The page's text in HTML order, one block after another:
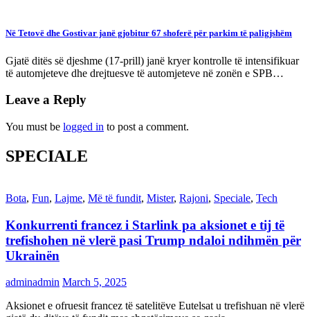
Në Tetovë dhe Gostivar janë gjobitur 67 shoferë për parkim të paligjshëm
Gjatë ditës së djeshme (17-prill) janë kryer kontrolle të intensifikuar
të automjeteve dhe drejtuesve të automjeteve në zonën e SPB…
Leave a Reply
You must be logged in to post a comment.
SPECIALE
Bota, Fun, Lajme, Më të fundit, Mister, Rajoni, Speciale, Tech
Konkurrenti francez i Starlink pa aksionet e tij të
trefishohen në vlerë pasi Trump ndaloi ndihmën për
Ukrainën
adminadmin March 5, 2025
Aksionet e ofruesit francez të satelitëve Eutelsat u trefishuan në vlerë